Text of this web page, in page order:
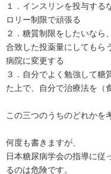
１．インスリンを投与する
ロリー制限で頑張る
２．糖質制限をしたいなら
合致した投薬量にしてもら
病院に変更する
３．自分でよく勉強して糖
た上で、自分で治療法を（
この三つのうちのどれかを
何度も書きますが、
日本糖尿病学会の指導に従
るのは危険です。